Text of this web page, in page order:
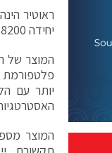
ראוטיר
יחידה 8200 והיחידה הטכנולוגית של אמ"ן. מוצר החברה מותקן כבר אצל מספר לקוחות מרכזיים.
המוצר של
יותר עם
המוצר